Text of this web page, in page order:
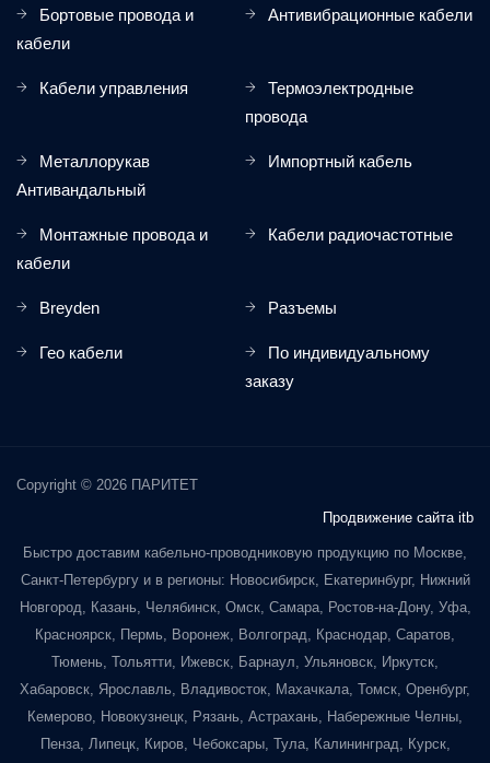
Бортовые провода и
кабели
Антивибрационные кабели
Кабели управления
Термоэлектродные
провода
Металлорукав
Антивандальный
Импортный кабель
Монтажные провода и
кабели
Кабели радиочастотные
Breyden Разъемы
Гео кабели
По индивидуальному
заказу
Copyright © 2026 ПАРИТЕТ
Продвижение сайта itb
Быстро доставим кабельно-проводниковую продукцию по Москве,
Санкт-Петербургу и в регионы: Новосибирск, Екатеринбург, Нижний
Новгород, Казань, Челябинск, Омск, Самара, Ростов-на-Дону, Уфа,
Красноярск, Пермь, Воронеж, Волгоград, Краснодар, Саратов,
Тюмень, Тольятти, Ижевск, Барнаул, Ульяновск, Иркутск,
Хабаровск, Ярославль, Владивосток, Махачкала, Томск, Оренбург,
Кемерово, Новокузнецк, Рязань, Астрахань, Набережные Челны,
Пенза, Липецк, Киров, Чебоксары, Тула, Калининград, Курск,